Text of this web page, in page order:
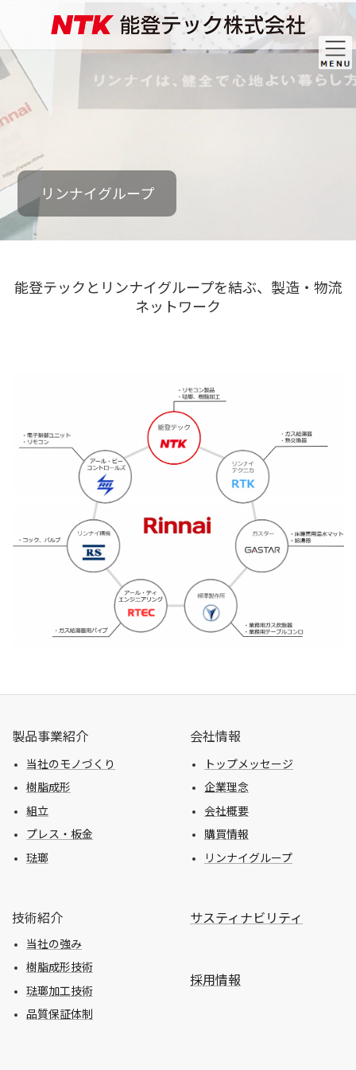
テ
ン
ツ
キ
ゲ
ー
シ
に
リンナイグループ
能登テックとリンナイグループを結ぶ、製造・物流
ネットワーク
製品事業紹介
当社のモノづくり
樹脂成形
組立
プレス・板金
琺瑯
技術紹介
当社の強み
樹脂成形技術
琺瑯加工技術
品質保証体制
会社情報
トップメッセージ
企業理念
会社概要
購買情報
リンナイグループ
サスティナビリティ
採用情報